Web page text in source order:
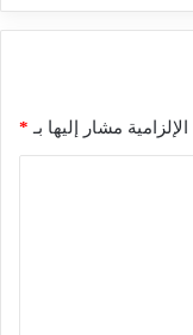
مشار إليها بـ *